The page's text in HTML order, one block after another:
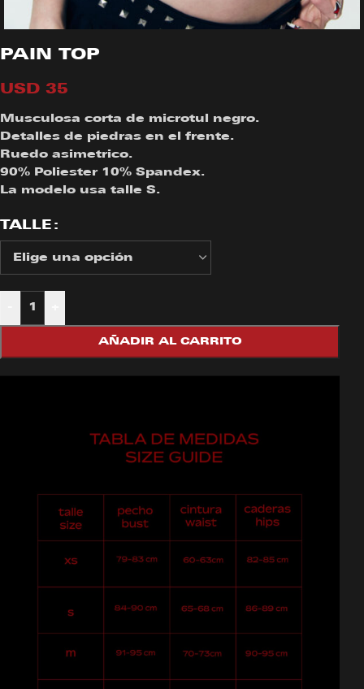
PAIN TOP
USD 35
Musculosa corta de microtul negro.
Detalles de piedras en el frente.
Ruedo asimetrico.
90% Poliester 10% Spandex.
La modelo usa talle S.
TALLE
AÑADIR AL CARRITO